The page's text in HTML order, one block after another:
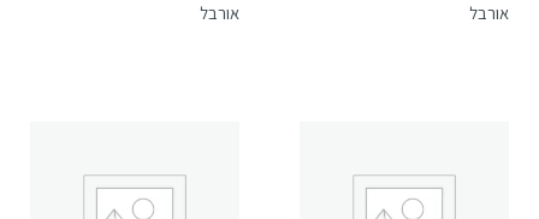
אורבל אורבל